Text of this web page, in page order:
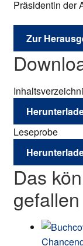
Präsidentin der
Zur
Leseprobe
Das